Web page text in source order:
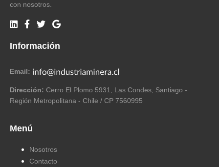
con nosotros.
Información
Email:
Dirección: Cerro El Plomo 5931, Las Condes, Santiago -
Región Metropolitana - Chile / CP 7560995
Menú
Nosotros
Contacto